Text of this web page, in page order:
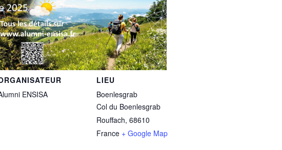
ENSISA
LIEU
Boenlesgrab
Col du Boenlesgrab
Rouffach, 68610
France + Google Map